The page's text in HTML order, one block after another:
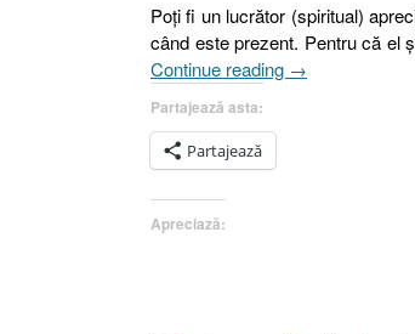
Poţi fi un lucrător (spiritual)
când este prezent. Pentru că el
Continue reading „Copiii
→
Partajează asta:
Partajează
Apreciază: